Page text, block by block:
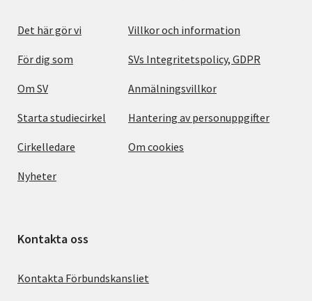
Det här gör vi
För dig som
Om SV
Starta studiecirkel
Cirkelledare
Nyheter
Villkor och information
SVs Integritetspolicy, GDPR
Anmälningsvillkor
Hantering av personuppgifter
Om cookies
Kontakta oss
Kontakta Förbundskansliet